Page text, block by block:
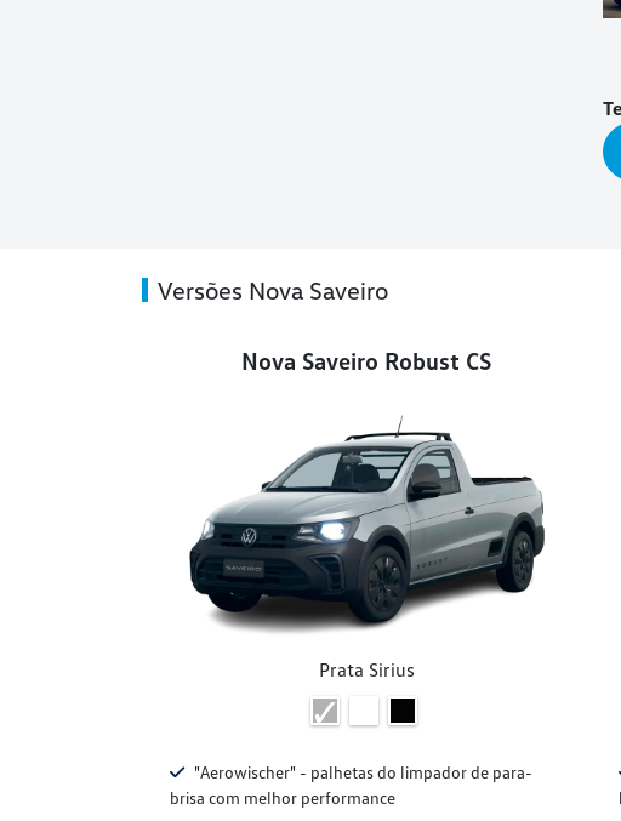
Versões Nova Saveiro
Nova Saveiro Robust CS
Prata Sirius
"Aerowischer" - palhetas do limpador de para-
brisa com melhor performance